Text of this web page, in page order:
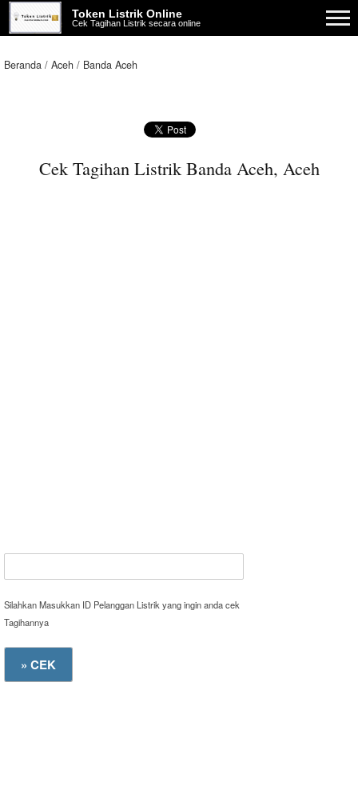
Token Listrik Online
Cek Tagihan Listrik secara online
Beranda Aceh Banda Aceh
Cek Tagihan Listrik Banda Aceh, Aceh
Silahkan Masukkan ID Pelanggan Listrik yang ingin anda cek
Tagihannya